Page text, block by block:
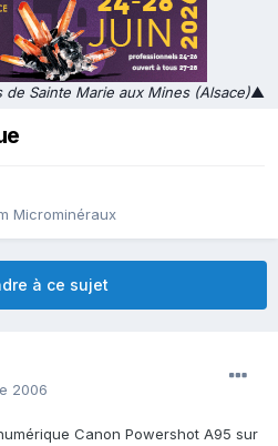
Sainte Marie aux Mines (Alsace)▲
Microminéraux
à ce sujet
2006
Canon Powershot A95 sur